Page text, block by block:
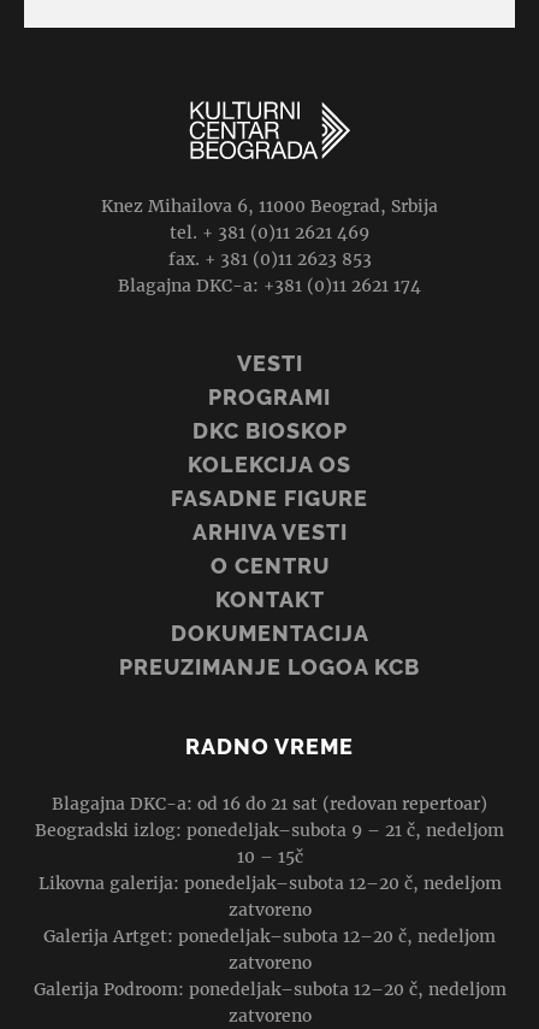
Knez Mihailova 6, 11000 Beograd, Srbija
tel. + 381 (0)11 2621 469
fax. + 381 (0)11 2623 853
Blagajna DKC-a: +381 (0)11 2621 174
VESTI
PROGRAMI
DKC BIOSKOP
KOLEKCIJA OS
FASADNE FIGURE
ARHIVA VESTI
O CENTRU
KONTAKT
DOKUMENTACIJA
PREUZIMANJE LOGOA KCB
RADNO VREME
Blagajna DKC-a: od 16 do 21 sat (redovan repertoar)
Beogradski izlog: ponedeljak–subota 9 – 21 č, nedeljom
10 – 15č
Likovna galerija: ponedeljak–subota 12–20 č, nedeljom
zatvoreno
Galerija Artget: ponedeljak–subota 12–20 č, nedeljom
zatvoreno
Galerija Podroom: ponedeljak–subota 12–20 č, nedeljom
zatvoreno